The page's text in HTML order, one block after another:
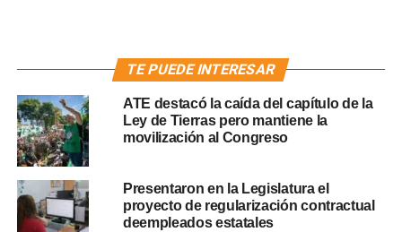
TE PUEDE INTERESAR
ATE destacó la caída del capítulo de la
Ley de Tierras pero mantiene la
movilización al Congreso
Presentaron en la Legislatura el
proyecto de regularización contractual
deempleados estatales